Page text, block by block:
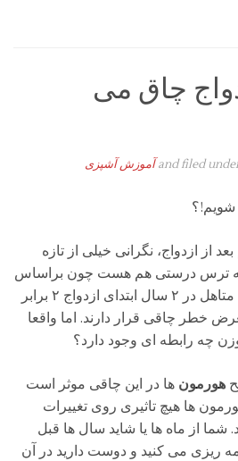
چاق می
and filed آموزش آشپزی
شویم!؟
از ازدواج، نگرانی خیلی از تازه
ترس درستی هم هست چون براساس
پژوهش‌های مختلف، افراد متاهل در ۲ سال ابتدای ازدواج ۲ برابر
خطر چاقی قرار دارند. اما واقعا
چه رابطه ای وجود دارد؟
هورمون ها در این چاقی موثر است
ها هیچ تاثیری روی تغییرات
شما از ماه ها یا شاید سال ها قبل
ریزی می کنید و دوست دارید در آن